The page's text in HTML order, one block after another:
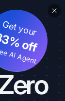
Get your
off
AI Agent